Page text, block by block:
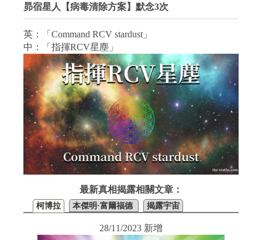
昴宿星人【病毒清除方案】默念3次
英：「Command RCV stardust」
中：「指揮RCV星塵」
最新真相揭露相關文章：
柯博拉 本傑明·富爾福德 揭露宇宙
28/11/2023 新增